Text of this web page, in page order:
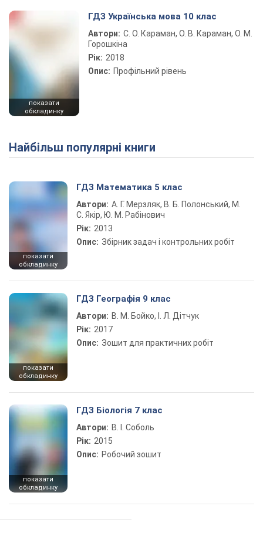
показати
обкладинку
ГДЗ Українська мова 10 клас
Автори: С. О. Караман, О. В. Караман, О. М.
Горошкіна
Рік: 2018
Опис: Профільний рівень
Найбільш популярні книги
показати
обкладинку
ГДЗ Математика 5 клас
Автори: А. Г. Мерзляк, В. Б. Полонський, М.
С. Якір, Ю. М. Рабінович
Рік: 2013
Опис: Збірник задач і контрольних робіт
показати
обкладинку
ГДЗ Географія 9 клас
Автори: В. М. Бойко, І. Л. Дітчук
Рік: 2017
Опис: Зошит для практичних робіт
показати
обкладинку
ГДЗ Біологія 7 клас
Автори: В. І. Соболь
Рік: 2015
Опис: Робочий зошит